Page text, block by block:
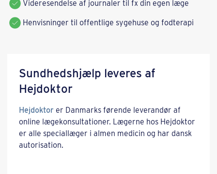
Videresendelse af journaler til fx din egen læge
Henvisninger til offentlige sygehuse og fodterapi
Sundhedshjælp leveres af
Hejdoktor
Hejdoktor er Danmarks førende leverandør af
online lægekonsultationer. Lægerne hos Hejdoktor
er alle speciallæger i almen medicin og har dansk
autorisation.